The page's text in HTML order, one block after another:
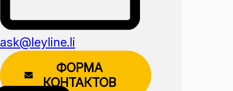
ask@leyline.li
ФОРМА
КОНТАКТОВ